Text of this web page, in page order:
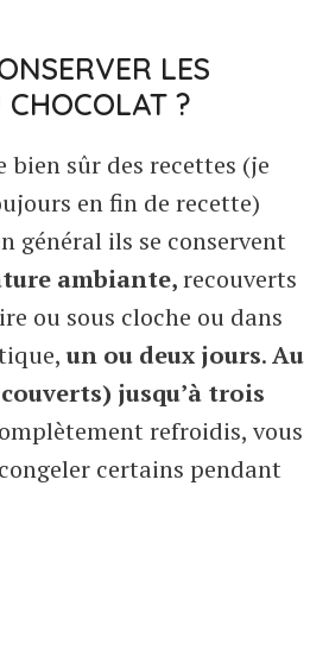
LES
?
bien sûr des recettes (je
en fin de recette)
général ils se conservent
ambiante,recouverts
ou sous cloche ou dans
un ou deux jours.Au
jusqu’à trois
refroidis, vous
certains pendant